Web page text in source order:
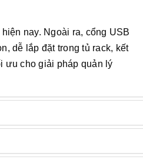
nay. Ngoài ra, cổng USB
dễ lắp đặt trong tủ rack, kết
ưu cho giải pháp quản lý